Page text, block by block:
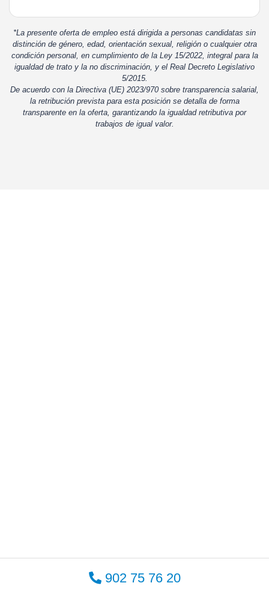
*La presente oferta de empleo está dirigida a personas candidatas sin
distinción de género, edad, orientación sexual, religión o cualquier otra
condición personal, en cumplimiento de la Ley 15/2022, integral para la
igualdad de trato y la no discriminación, y el Real Decreto Legislativo
5/2015.
De acuerdo con la Directiva (UE) 2023/970 sobre transparencia salarial,
la retribución prevista para esta posición se detalla de forma
transparente en la oferta, garantizando la igualdad retributiva por
trabajos de igual valor.
902 75 76 20